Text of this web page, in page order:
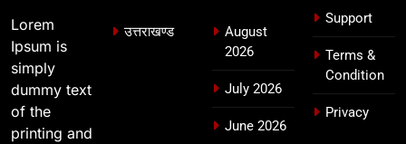
Lorem
Ipsum is
simply
dummy text
of the
printing and
उत्तराखण्ड
August
2026
July 2026
June 2026
Support
Terms &
Condition
Privacy